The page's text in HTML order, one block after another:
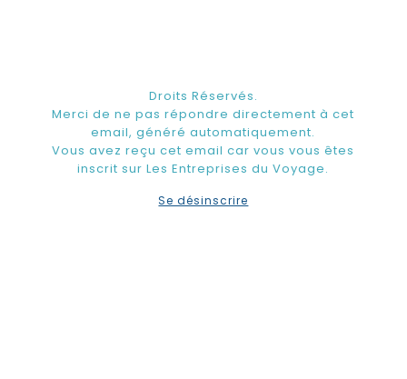
Droits Réservés.
Merci de ne pas répondre directement à cet
email, généré automatiquement.
Vous avez reçu cet email car vous vous êtes
inscrit sur Les Entreprises du Voyage.
Se désinscrire